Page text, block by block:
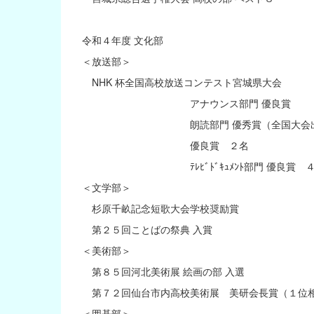
令和４年度 文化部
＜放送部＞
NHK 杯全国高校放送コンテスト宮城県大会
アナウンス部門 優良賞
朗読部門 優秀賞（全国大会出
優良賞 ２名
ﾃﾚﾋﾞﾄﾞｷｭﾒﾝﾄ部門 優良賞 ４
＜文学部＞
杉原千畝記念短歌大会学校奨励賞
第２５回ことばの祭典 入賞
＜美術部＞
第８５回河北美術展 絵画の部 入選
第７２回仙台市内高校美術展 美研会長賞（１位